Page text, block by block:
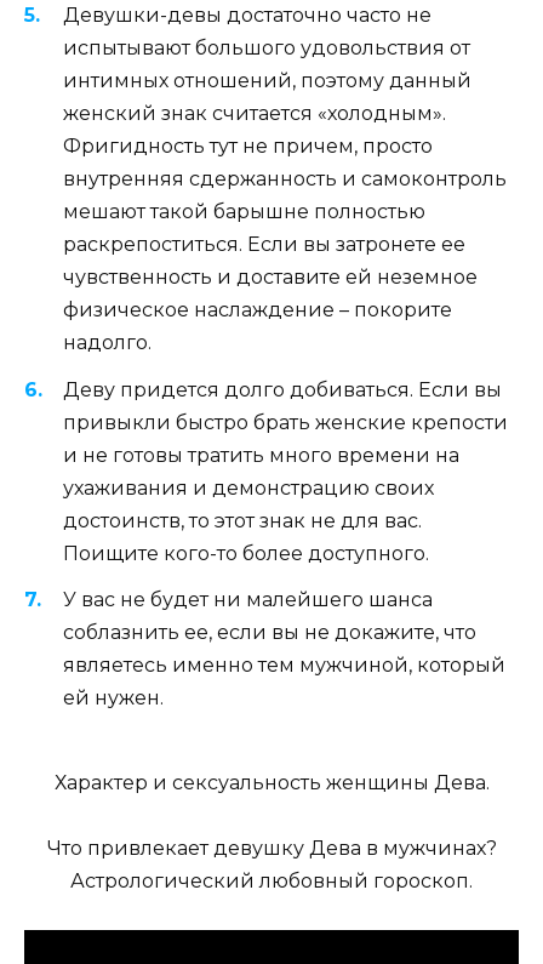
Девушки-девы достаточно часто не
испытывают большого удовольствия от
интимных отношений, поэтому данный
женский знак считается «холодным».
Фригидность тут не причем, просто
внутренняя сдержанность и самоконтроль
мешают такой барышне полностью
раскрепоститься. Если вы затронете ее
чувственность и доставите ей неземное
физическое наслаждение – покорите
надолго.
Деву придется долго добиваться. Если вы
привыкли быстро брать женские крепости
и не готовы тратить много времени на
ухаживания и демонстрацию своих
достоинств, то этот знак не для вас.
Поищите кого-то более доступного.
У вас не будет ни малейшего шанса
соблазнить ее, если вы не докажите, что
являетесь именно тем мужчиной, который
ей нужен.
Характер и сексуальность женщины Дева.
Что привлекает девушку Дева в мужчинах?
Астрологический любовный гороскоп.